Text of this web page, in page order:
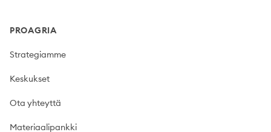
PROAGRIA
Strategiamme
Keskukset
Ota yhteyttä
Materiaalipankki